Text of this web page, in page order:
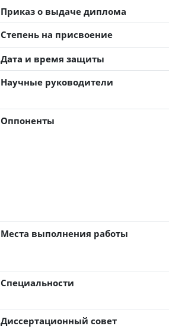
Приказ о выдаче диплома
Степень на присвоение
Дата и время защиты
Научные руководители
Оппоненты
Места выполнения работы
Специальности
Диссертационный совет